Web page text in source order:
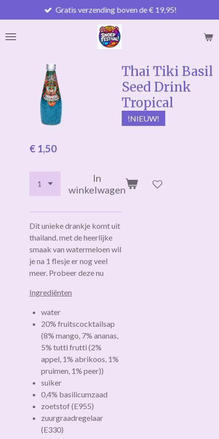
direct
naar
Gratis verzending boven de € 19,95!
Thai Tiki Basil
Seed Drink
Tropical
!NIEUW!
€ 1,50
In
winkelwagen
Dit unieke drankje komt uit
thailand. met de heerlijke
smaak van watermeloen wil
je na 1 flesje er nog veel
meer. Probeer deze nu
Ingrediënten
water
20% fruitscocktailsap
(8% mango, 7% ananas,
5% tutti frutti (2%
appel, 1% abrikoos, 1%
pruimen, 1% peer))
suiker
0,4% basilicumzaad
zoetstof (E955)
zuurgraadregelaar
(E330)